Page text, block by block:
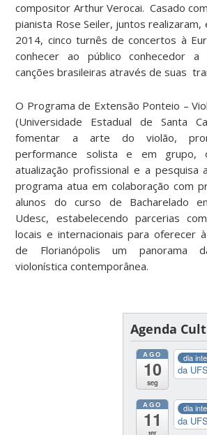
compositor Arthur Verocai. Casado
pianista Rose Seiler, juntos
2014, cinco turnês de concertos à
conhecer ao público conhecedor a
canções brasileiras através de suas
O Programa de Extensão Ponteio –
(Universidade Estadual de Santa
fomentar a arte do violão,
performance solista e em grupo,
atualização profissional e a pesquisa
programa atua em colaboração com
alunos do curso de Bacharelado
Udesc, estabelecendo parcerias
locais e internacionais para oferecer
de Florianópolis um panorama
violonística contemporânea.
Agenda
AGO
10
seg
dia
da
AGO
11
dia
da